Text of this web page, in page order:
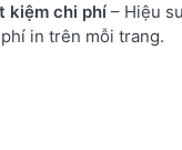
kiệm chi phí – Hiệu
in trên mỗi trang.